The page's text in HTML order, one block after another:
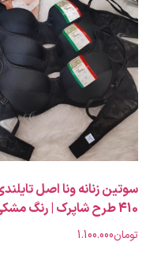
ونا اصل تایلندی کد